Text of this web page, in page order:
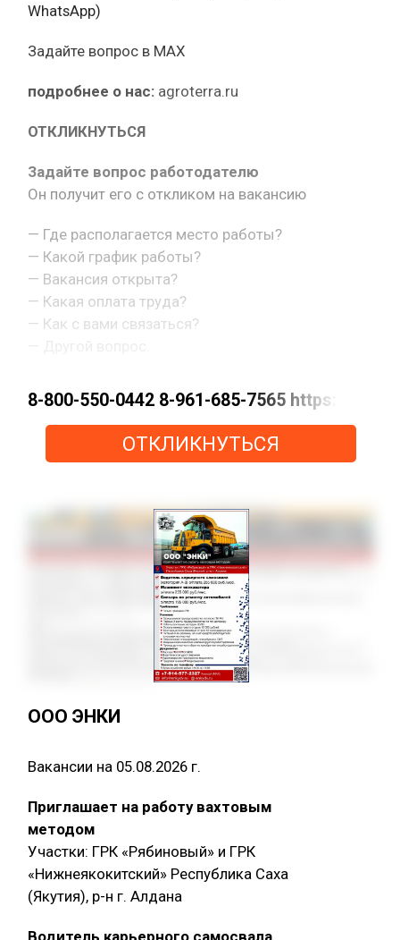
WhatsApp)
Задайте вопрос в MAX
подробнее о нас: agroterra.ru
ОТКЛИКНУТЬСЯ
Задайте вопрос работодателю
Он получит его с откликом на вакансию
— Где располагается место работы?
— Какой график работы?
— Вакансия открыта?
— Какая оплата труда?
— Как с вами связаться?
8-800-550-0442 8-961-685-7565 https://
ОТКЛИКНУТЬСЯ
ООО ЭНКИ
Вакансии на 05.08.2026 г.
Приглашает на работу вахтовым
методом
Участки: ГРК «Рябиновый» и ГРК
«Нижнеякокитский» Республика Саха
(Якутия), р-н г. Алдана